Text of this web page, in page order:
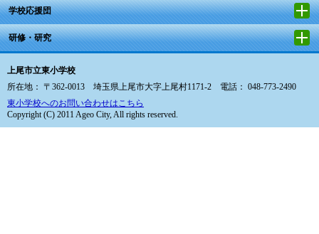
学校応援団
研修・研究
上尾市立東小学校
所在地： 〒362-0013 埼玉県上尾市大字上尾村1171-2 電話： 048-773-2490
東小学校へのお問い合わせはこちら
Copyright (C) 2011 Ageo City, All rights reserved.